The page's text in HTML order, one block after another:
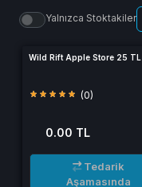
Yalnızca Stoktakiler
Wild Rift Apple Store 25 TL
(0)
0.00 TL
Tedarik
Aşamasında